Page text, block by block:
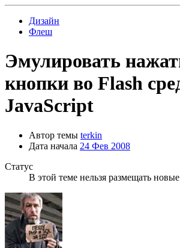
Дизайн
Флеш
Эмулировать
кнопки во Flash
JavaScript
Автор темы terkin
Дата начала 24 Фев 2008
Статус
В этой теме нельзя размещать